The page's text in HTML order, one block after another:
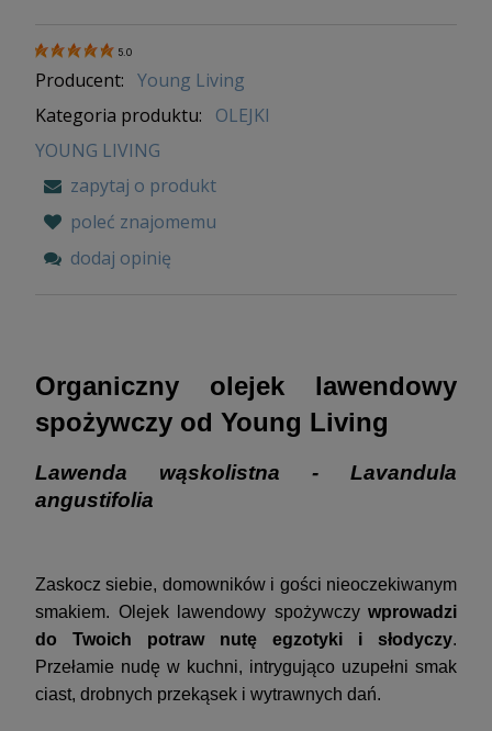
5.0
Producent: Young Living
Kategoria produktu:
OLEJKI
YOUNG LIVING
zapytaj o produkt
poleć znajomemu
dodaj opinię
Organiczny olejek lawendowy
spożywczy od Young Living
Lawenda wąskolistna - Lavandula
angustifolia
Zaskocz siebie, domowników i gości nieoczekiwanym
smakiem. Olejek lawendowy spożywczywprowadzi
do Twoich potraw nutę egzotyki i słodyczy.
Przełamie nudę w kuchni, intrygująco uzupełni smak
ciast, drobnych przekąsek i wytrawnych dań.